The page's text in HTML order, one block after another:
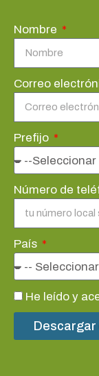
Nombre
Correo
Prefijo
Número de
País
He leído y